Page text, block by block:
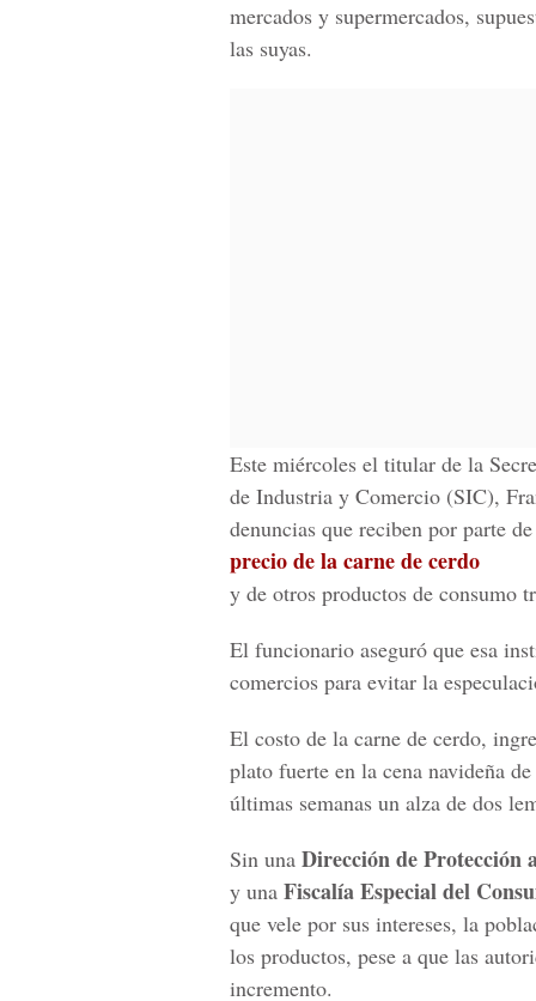
mercados y supermercados,
las suyas.
Este miércoles el titular de la
de Industria y Comercio (SIC),
denuncias que reciben por parte
precio de la carne de cerdo
y de otros productos de consumo
El funcionario aseguró que esa
comercios para evitar la
El costo de la carne de cerdo,
plato fuerte en la cena navideña
últimas semanas un alza de dos
Sin una Dirección de Protección
y una Fiscalía Especial del
que vele por sus intereses, la
los productos, pese a que las
incremento.